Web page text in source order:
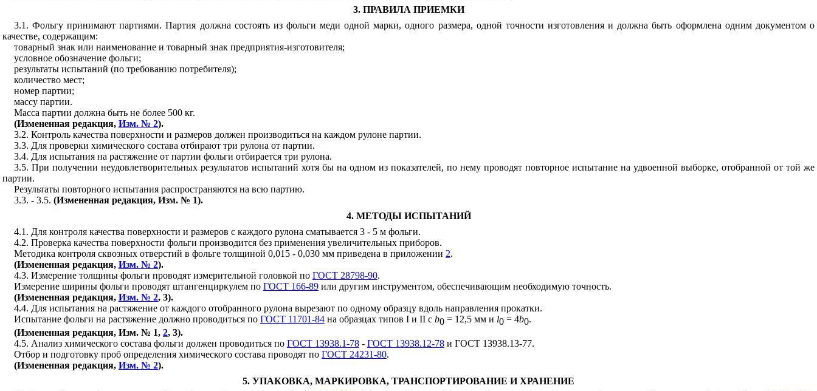
3. ПРАВИЛА ПРИЕМКИ
3.1. Фольгу принимают партиями. Партия должна состоять из фольги меди одной марки, одного размера, одной точности изготовления и должна быть оформлена одним документом о
качестве, содержащим:
товарный знак или наименование и товарный знак предприятия-изготовителя;
условное обозначение фольги;
результаты испытаний (по требованию потребителя);
количество мест;
номер партии;
массу партии.
Масса партии должна быть не более 500 кг.
(Измененная редакция, Изм. № 2).
3.2. Контроль качества поверхности и размеров должен производиться на каждом рулоне партии.
3.3. Для проверки химического состава отбирают три рулона от партии.
3.4. Для испытания на растяжение от партии фольги отбирается три рулона.
3.5. При получении неудовлетворительных результатов испытаний хотя бы на одном из показателей, по нему проводят повторное испытание на удвоенной выборке, отобранной от той же
партии.
Результаты повторного испытания распространяются на всю партию.
3.3. - 3.5. (Измененная редакция, Изм. № 1).
4. МЕТОДЫ ИСПЫТАНИЙ
4.1. Для контроля качества поверхности и размеров с каждого рулона сматывается 3 - 5 м фольги.
4.2. Проверка качества поверхности фольги производится без применения увеличительных приборов.
Методика контроля сквозных отверстий в фольге толщиной 0,015 - 0,030 мм приведена в приложении 2.
(Измененная редакция, Изм. № 2).
4.3. Измерение толщины фольги проводят измерительной головкой по ГОСТ 28798-90.
Измерение ширины фольги проводят штангенциркулем по ГОСТ 166-89или другим инструментом, обеспечивающим необходимую точность.
(Измененная редакция, Изм. № 2, 3).
4.4. Для испытания на растяжение от каждого отобранного рулона вырезают по одному образцу вдоль направления прокатки.
Испытание фольги на растяжение должно проводиться по ГОСТ 11701-84на образцах типов I и II с b0= 12,5 мм и l0= 4b0.
(Измененная редакция, Изм. № 1, 2, 3).
4.5. Анализ химического состава фольги должен проводиться по ГОСТ 13938.1-78- ГОСТ 13938.12-78и ГОСТ 13938.13-77.
Отбор и подготовку проб определения химического состава проводят по ГОСТ 24231-80.
(Измененная редакция, Изм. № 2).
5. УПАКОВКА, МАРКИРОВКА, ТРАНСПОРТИРОВАНИЕ И ХРАНЕНИЕ